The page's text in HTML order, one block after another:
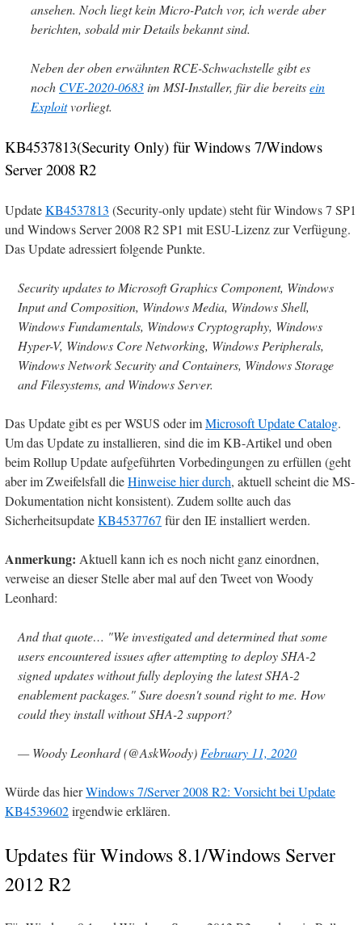
ansehen. Noch liegt kein Micro-Patch vor, ich werde aber
berichten, sobald mir Details bekannt sind.
Neben der oben erwähnten RCE-Schwachstelle gibt es
noch CVE-2020-0683im MSI-Installer, für die bereitsein
Exploitvorliegt.
KB4537813(Security Only) für Windows 7/Windows
Server 2008 R2
UpdateKB4537813 (Security-only update) steht für Windows 7 SP1
und Windows Server 2008 R2 SP1 mit ESU-Lizenz zur Verfügung.
Das Update adressiert folgende Punkte.
Security updates to Microsoft Graphics Component, Windows
Input and Composition, Windows Media, Windows Shell,
Windows Fundamentals, Windows Cryptography, Windows
Hyper-V, Windows Core Networking, Windows Peripherals,
Windows Network Security and Containers, Windows Storage
and Filesystems, and Windows Server.
Das Update gibt es per WSUS oder imMicrosoft Update Catalog.
Um das Update zu installieren, sind die im KB-Artikel und oben
beim Rollup Update aufgeführten Vorbedingungen zu erfüllen (geht
aber im Zweifelsfall dieHinweise hier durch, aktuell scheint die MS-
Dokumentation nicht konsistent). Zudem sollte auch das
SicherheitsupdateKB4537767 für den IE installiert werden.
Anmerkung: Aktuell kann ich es noch nicht ganz einordnen,
verweise an dieser Stelle aber mal auf den Tweet von Woody
Leonhard:
And that quote… "We investigated and determined that some
users encountered issues after attempting to deploy SHA-2
signed updates without fully deploying the latest SHA-2
enablement packages." Sure doesn't sound right to me. How
could they install without SHA-2 support?
— Woody Leonhard (@AskWoody)February 11, 2020
Würde das hierWindows 7/Server 2008 R2: Vorsicht bei Update
KB4539602irgendwie erklären.
Updates für Windows 8.1/Windows Server
2012 R2